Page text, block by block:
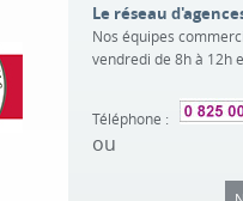
Le réseau
Nos équipes
vendredi de 8h à 12h
Téléphone :
ou